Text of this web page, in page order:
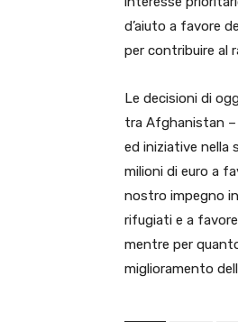
d’aiuto a favore
per contribuire al
Le decisioni di
tra Afghanistan
ed iniziative nella
milioni di euro a
nostro impegno
rifugiati e a
mentre per
miglioramento